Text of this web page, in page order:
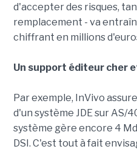
d'accepter des risques,
remplacement - va
chiffrant en millions
Un support éditeur cher
Par exemple, InVivo
d'un système JDE sur AS/
système gère encore 4
DSI. C'est tout à fait